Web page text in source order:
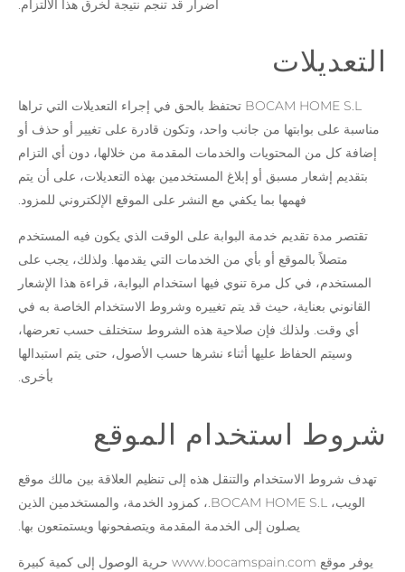
أضرار قد تنجم نتيجة لخرق هذا الالتزام.
التعديلات
BOCAM HOME S.L تحتفظ بالحق في إجراء التعديلات التي تراها
مناسبة على بوابتها من جانب واحد، وتكون قادرة على تغيير أو حذف أو
إضافة كل من المحتويات والخدمات المقدمة من خلالها، دون أي التزام
بتقديم إشعار مسبق أو إبلاغ المستخدمين بهذه التعديلات، على أن يتم
فهمها بما يكفي مع النشر على الموقع الإلكتروني للمزود.
تقتصر مدة تقديم خدمة البوابة على الوقت الذي يكون فيه المستخدم
متصلاً بالموقع أو بأي من الخدمات التي يقدمها. ولذلك، يجب على
المستخدم، في كل مرة تنوي فيها استخدام البوابة، قراءة هذا الإشعار
القانوني بعناية، حيث قد يتم تغييره وشروط الاستخدام الخاصة به في
أي وقت. ولذلك فإن صلاحية هذه الشروط ستختلف حسب تعرضها،
وسيتم الحفاظ عليها أثناء نشرها حسب الأصول، حتى يتم استبدالها
بأخرى.
شروط استخدام الموقع
تهدف شروط الاستخدام والتنقل هذه إلى تنظيم العلاقة بين مالك موقع
الويب، BOCAM HOME S.L.، كمزود الخدمة، والمستخدمين الذين
يصلون إلى الخدمة المقدمة ويتصفحونها ويستمتعون بها.
يوفر موقع www.bocamspain.com حرية الوصول إلى كمية كبيرة